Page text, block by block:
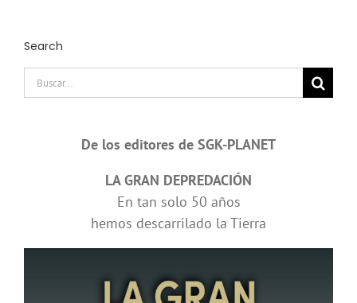
Search
Buscar:
De los editores de SGK-PLANET
LA GRAN DEPREDACIÓN
En tan solo 50 años
hemos descarrilado la Tierra